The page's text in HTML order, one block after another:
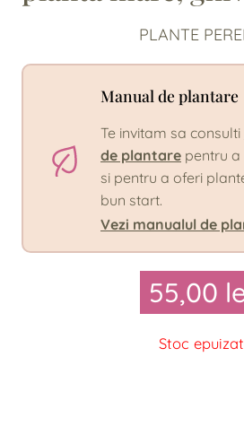
PLANTE
Manual de plantare
Te invitam sa consulti
de plantare pentru
si pentru a oferi
bun start.
Vezi manualul de
55,00
Stoc epuizat